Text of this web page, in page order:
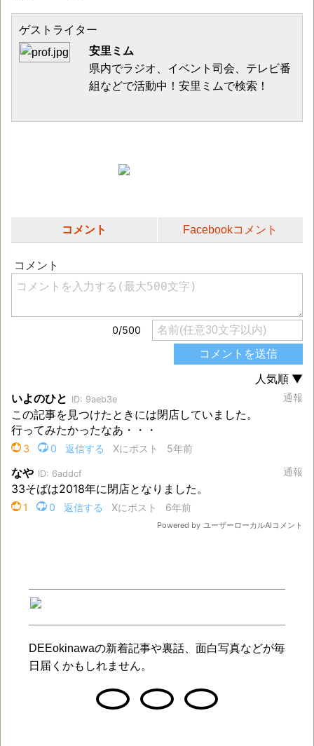
ゲストライター
安里ミム
県内でラジオ、イベント司会、テレビ番
組などで活動中！安里ミムで検索！
コメント Facebookコメント
DEEokinawaの新着記事や裏話、面白写真などが毎
日届くかもしれません。